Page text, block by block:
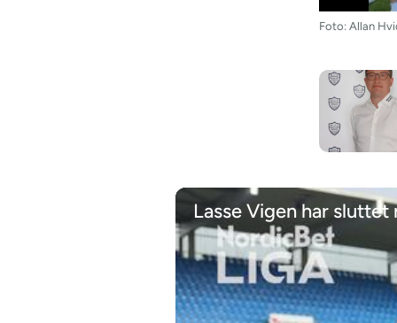
Foto: Allan
Lasse Vigen har